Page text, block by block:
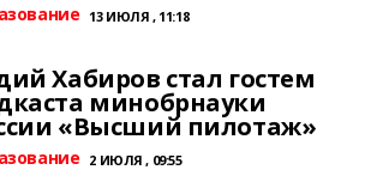
13 ИЮЛЯ , 11:18
Хабиров стал гостем
минобрнауки
«Высший пилотаж»
2 ИЮЛЯ , 09:55